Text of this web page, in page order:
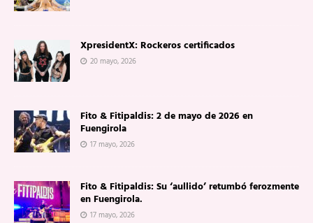
XpresidentX: Rockeros certificados
20 mayo, 2026
Fito & Fitipaldis: 2 de mayo de 2026 en
Fuengirola
17 mayo, 2026
Fito & Fitipaldis: Su ‘aullido’ retumbó ferozmente
en Fuengirola.
17 mayo, 2026